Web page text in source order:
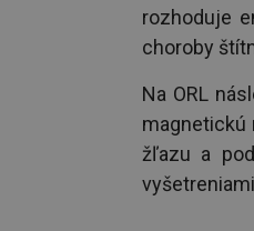
rozhoduje
choroby
Na ORL
magnetickú
žľazu a